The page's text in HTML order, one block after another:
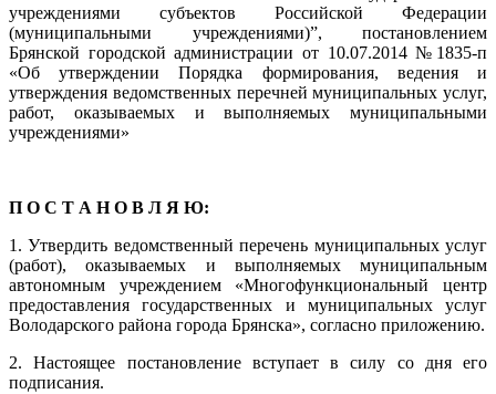
учреждениями субъектов Российской Федерации
(муниципальными учреждениями)”, постановлением
Брянской городской администрации от 10.07.2014 №1835-п
«Об утверждении Порядка формирования, ведения и
утверждения ведомственных перечней муниципальных услуг,
работ, оказываемых и выполняемых муниципальными
учреждениями»
П О С Т А Н О В Л Я Ю:
1. Утвердить ведомственный перечень муниципальных услуг
(работ), оказываемых и выполняемых муниципальным
автономным учреждением «Многофункциональный центр
предоставления государственных и муниципальных услуг
Володарского района города Брянска», согласно приложению.
2. Настоящее постановление вступает в силу со дня его
подписания.